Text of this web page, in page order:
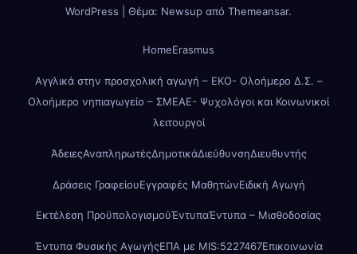
WordPress
Θέμα: Newsup από Themeansar.
HomeErasmus
Αγγλικά στην προσχολική αγωγή – ΕΚΟ- Ολοήμερο Δ.Σ. –
Ολοήμερο νηπιαγωγείο – ΣΜΕΑΕ- Ψυχολόγοι και Κοινωνικοί
λειτουργοί
ΆδειεςΑναπληρωτέςΔημοτικάΔιεύθυνσηΔιευθυντής
Δράσεις ΓραφείουΕγγραφές ΜαθητώνΕιδική Αγωγή
Εκτέλεση ΠροϋπολογισμούΈντυπαΈντυπα – Μισθοδοσίας
Έντυπα Φυσικής ΑγωγήςΕΠΑ με MIS:5227467Επικοινωνία